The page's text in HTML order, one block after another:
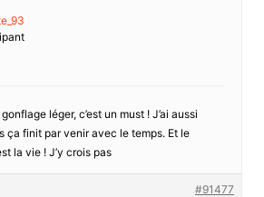
léger, c’est un must ! J’ai aussi
ça finit par venir avec le temps. Et le
la vie ! J’y crois pas
#91477